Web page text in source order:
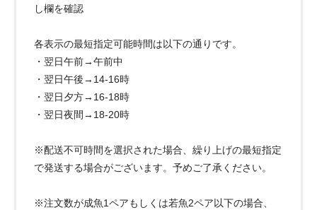
し欄を確認
各表示の最短指定可能時間は以下の通りです。
・翌日午前→午前中
・翌日午後→14-16時
・翌日夕方→16-18時
・翌日夜間→18-20時
※配送不可時間を選択された場合、繰り上げの最短指定
で発送する場合がございます。予めご了承ください。
※注文数が成魚1ペアもしくは若魚2ペア以下の場合、